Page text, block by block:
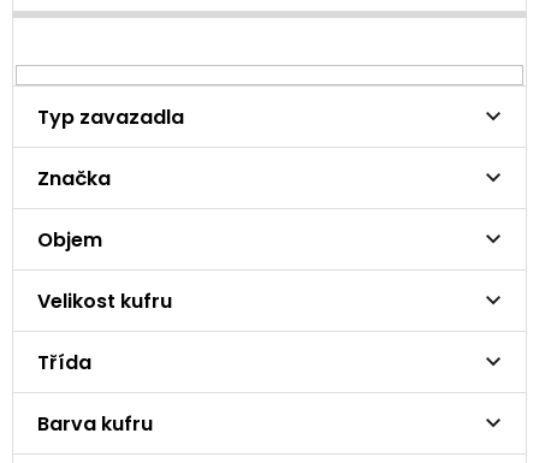
Typ zavazadla
Značka
Objem
Velikost kufru
Třída
Barva kufru